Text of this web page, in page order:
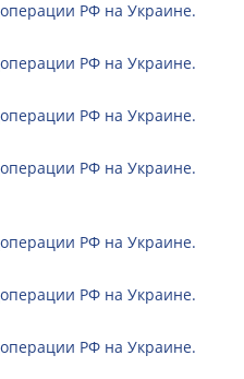
РФ на Украине.
РФ на Украине.
РФ на Украине.
РФ на Украине.
РФ на Украине.
РФ на Украине.
РФ на Украине.